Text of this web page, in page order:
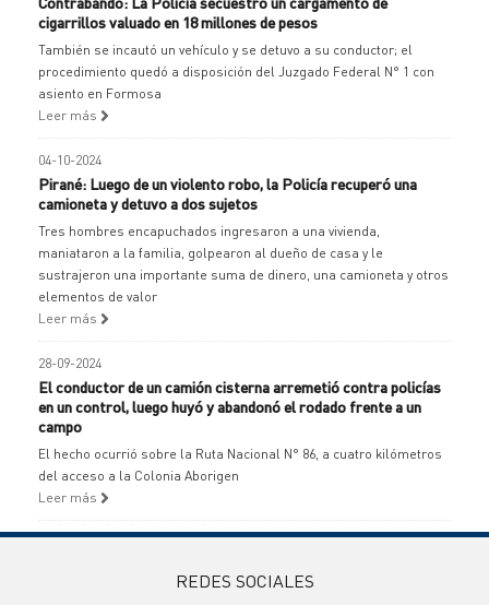
cigarrillos valuado en 18 millones de pesos
También se incautó un vehículo y se detuvo a su conductor; el
procedimiento quedó a disposición del Juzgado Federal N° 1 con
asiento en Formosa
Leer más
04-10-2024
Pirané: Luego de un violento robo, la Policía recuperó una
camioneta y detuvo a dos sujetos
Tres hombres encapuchados ingresaron a una vivienda,
maniataron a la familia, golpearon al dueño de casa y le
sustrajeron una importante suma de dinero, una camioneta y otros
elementos de valor
Leer más
28-09-2024
El conductor de un camión cisterna arremetió contra policías
en un control, luego huyó y abandonó el rodado frente a un
campo
El hecho ocurrió sobre la Ruta Nacional N° 86, a cuatro kilómetros
del acceso a la Colonia Aborigen
Leer más
REDES SOCIALES